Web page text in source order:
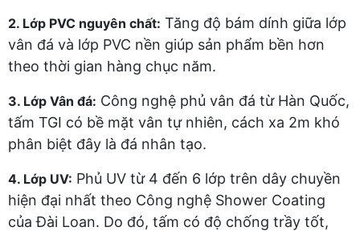
2. Lớp PVC nguyên chất: Tăng độ bám dính giữa lớp
vân đá và lớp PVC nền giúp sản phẩm bền hơn
theo thời gian hàng chục năm.
3. Lớp Vân đá: Công nghệ phủ vân đá từ Hàn Quốc,
tấm TGI có bề mặt vân tự nhiên, cách xa 2m khó
phân biệt đây là đá nhân tạo.
4. Lớp UV: Phủ UV từ 4 đến 6 lớp trên dây chuyền
hiện đại nhất theo Công nghệ Shower Coating
của Đài Loan. Do đó, tấm có độ chống trầy tốt,